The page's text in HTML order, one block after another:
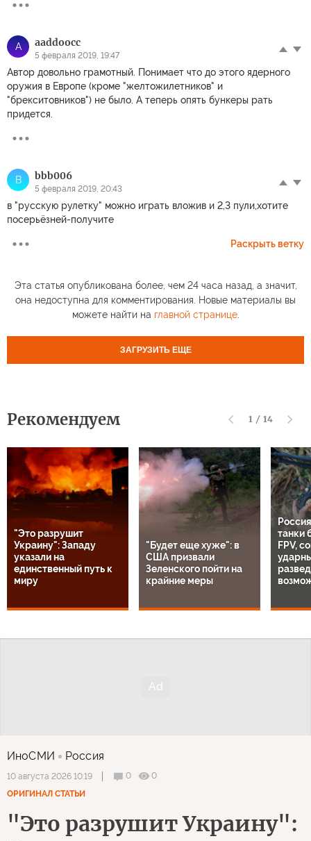
A aaddoocc
5 февраля 2019, 19:47
Автор довольно грамотный. Понимает что до этого ядерного
оружия в Европе (кроме "желтожилетников" и
"брекситовников") не было. А теперь опять бункеры рать
придется.
B bbb006
5 февраля 2019, 20:43
в "русскую рулетку" можно играть вложив и 2,3 пули,хотите
посерьёзней-получите
Раскрыть ветку
Эта статья опубликована более, чем 24 часа назад, а значит,
она недоступна для комментирования. Новые материалы вы
можете найти на главной странице.
ЗАГРУЗИТЬ ЕЩЕ
Рекомендуем 1 / 14
"Это разрушит
Украину": Западу
указали на
единственный путь к
миру
"Будет еще хуже": в
США призвали
Зеленского пойти на
крайние меры
танки
FPV,
ИноСМИ Россия
10 августа 2026 10:19 0
0
ОРИГИНАЛ СТАТЬИ
"Это разрушит Украину":